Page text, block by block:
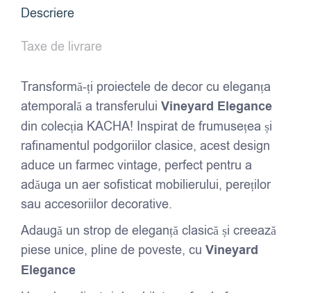
Descriere
Taxe de livrare
Transformă-ți proiectele de decor cu eleganța
atemporală a transferului Vineyard Elegance
din colecția KACHA! Inspirat de frumusețea și
rafinamentul podgoriilor clasice, acest design
aduce un farmec vintage, perfect pentru a
adăuga un aer sofisticat mobilierului, pereților
sau accesoriilor decorative.
Adaugă un strop de eleganță clasică și creează
piese unice, pline de poveste, cu Vineyard
Elegance